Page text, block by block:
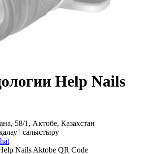
Нelp Nails
58/1, Актобе, Казахстан
| салыстыру